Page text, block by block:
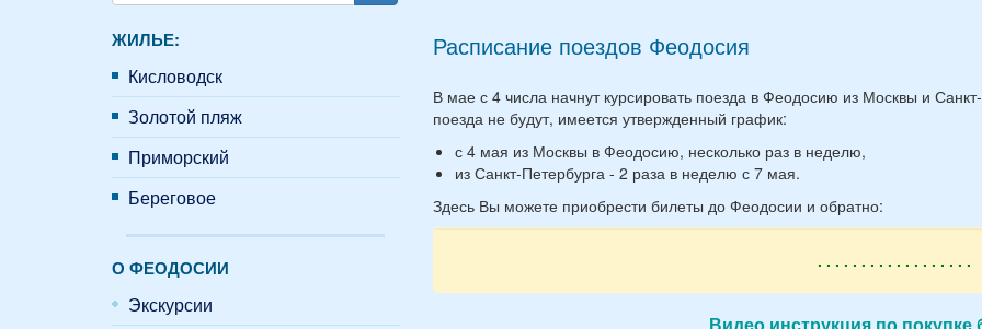
ЖИЛЬЕ:
Кисловодск
Золотой пляж
Приморский
Береговое
О ФЕОДОСИИ
Экскурсии
Расписание поездов Феодосия
В мае с 4 числа начнут курсировать поезда в Феодосию из Москвы и
поезда не будут, имеется утвержденный график:
с 4 мая из Москвы в Феодосию, несколько раз в неделю,
из Санкт-Петербурга - 2 раза в неделю с 7 мая.
Здесь Вы можете приобрести билеты до Феодосии и обратно:
. . . . . . . . . . . . . . . . . .